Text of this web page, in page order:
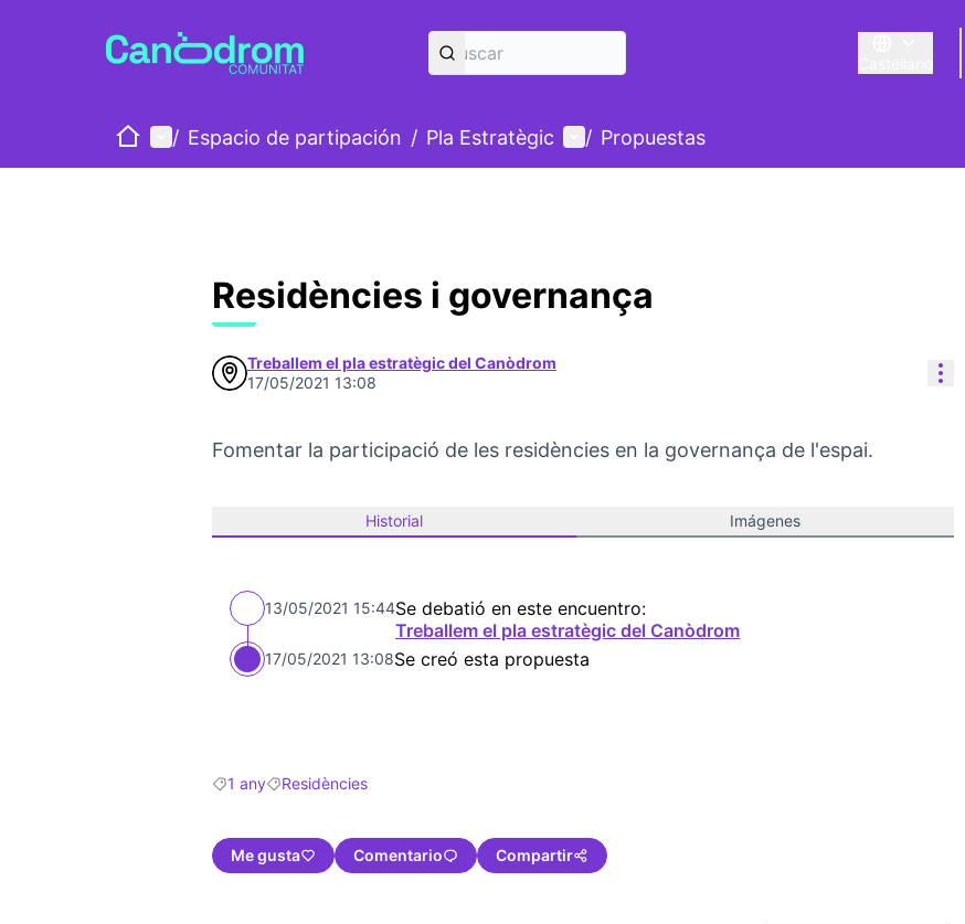
Triar la
InicioMenú principal
/ Espacio de partipación / Pla Estratègic Menú de usuario
/ Propuestas
Residències i governança
Treballem el pla estratègic del Canòdrom
17/05/2021 13:08
Fomentar la participació de les residències en la governança de l'espai.
Historial Imágenes
13/05/2021 15:44Se debatió en este encuentro:
Treballem el pla estratègic del Canòdrom
17/05/2021 13:08Se creó esta propuesta
Resultados al filtrar por: 1 any
1 anyResultados al filtrar por: Residències
Residències
Me gusta Comentario Compartir